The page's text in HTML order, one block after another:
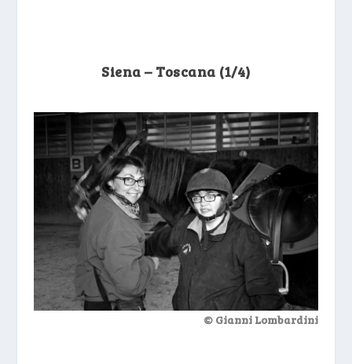
Siena – Toscana (1/4)
© Gianni Lombardini